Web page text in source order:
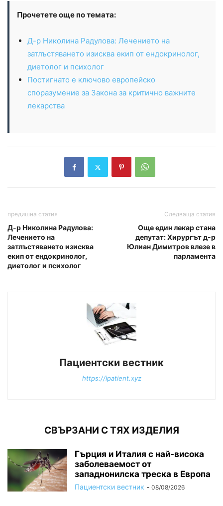
Прочетете още по темата:
Д-р Николина Радулова: Лечението на
затлъстяването изисква екип от ендокринолог,
диетолог и психолог
Постигнато е ключово европейско
споразумение за Закона за критично важните
лекарства
предишна статия
Д-р Николина Радулова:
Лечението на
затлъстяването изисква
екип от ендокринолог,
диетолог и психолог
Следваща статия
Още един лекар стана
депутат: Хирургът д-р
Юлиан Димитров влезе в
парламента
Пациентски вестник
https://ipatient.xyz
СВЪРЗАНИ С ТЯХ ИЗДЕЛИЯ
Гърция и Италия с най-висока
заболеваемост от
западнонилска треска в Европа
Пациентски вестник - 08/08/2026